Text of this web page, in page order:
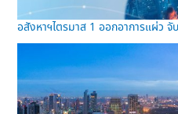
อสังหาฯไตรมาส 1 ออกอาการแผ่ว